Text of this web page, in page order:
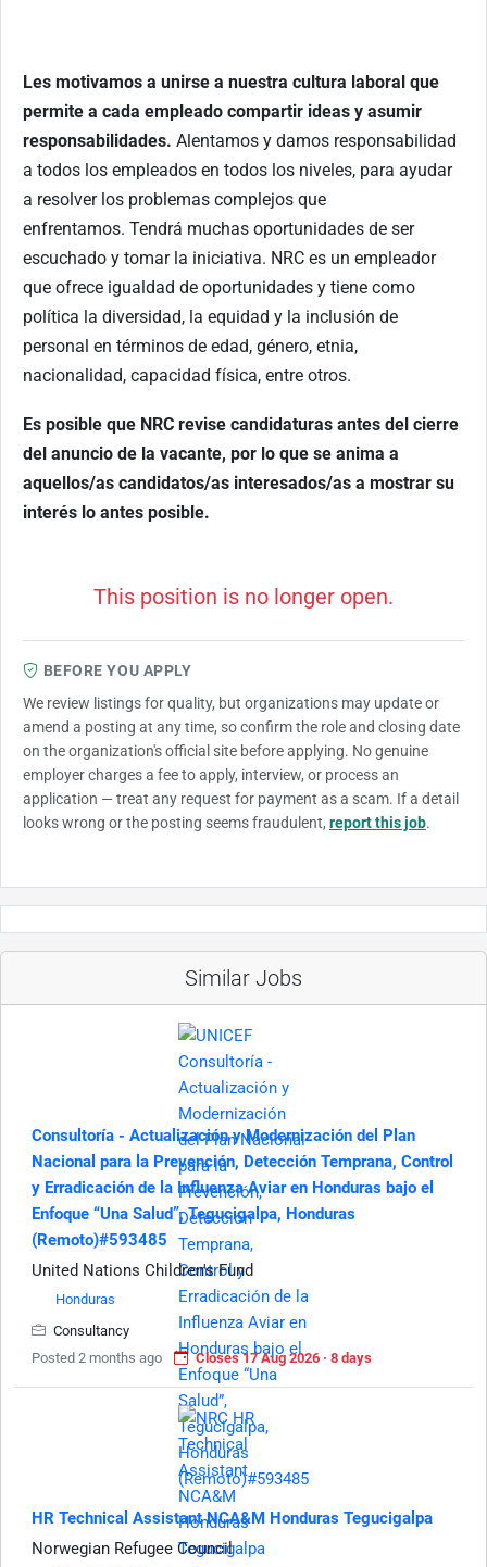
Les motivamos a unirse a nuestra cultura laboral que
permite a cada empleado compartir ideas y asumir
responsabilidades. Alentamos y damos responsabilidad
a todos los empleados en todos los niveles, para ayudar
a resolver los problemas complejos que
enfrentamos. Tendrá muchas oportunidades de ser
escuchado y tomar la iniciativa. NRC es un empleador
que ofrece igualdad de oportunidades y tiene como
política la diversidad, la equidad y la inclusión de
personal en términos de edad, género, etnia,
nacionalidad, capacidad física, entre otros.
Es posible que NRC revise candidaturas antes del cierre
del anuncio de la vacante, por lo que se anima a
aquellos/as candidatos/as interesados/as a mostrar su
interés lo antes posible.
This position is no longer open.
BEFORE YOU APPLY
We review listings for quality, but organizations may update or
amend a posting at any time, so confirm the role and closing date
on the organization's official site before applying. No genuine
employer charges a fee to apply, interview, or process an
application — treat any request for payment as a scam. If a detail
looks wrong or the posting seems fraudulent, report this job.
Similar Jobs
Consultoría - Actualización y Modernización del Plan
Nacional para la Prevención, Detección Temprana, Control
y Erradicación de la Influenza Aviar en Honduras bajo el
Enfoque “Una Salud”, Tegucigalpa, Honduras
(Remoto)#593485
United Nations Children's Fund
Honduras
Consultancy
Posted 2 months ago
Closes 17 Aug 2026 · 8 days
HR Technical Assistant NCA&M Honduras Tegucigalpa
Norwegian Refugee Council